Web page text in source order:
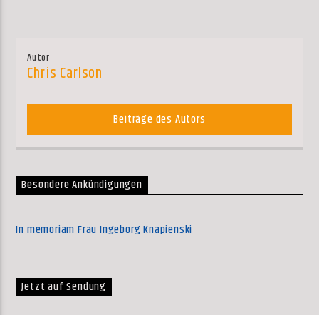
Autor
Chris Carlson
Beiträge des Autors
Besondere Ankündigungen
In memoriam Frau Ingeborg Knapienski
Jetzt auf Sendung